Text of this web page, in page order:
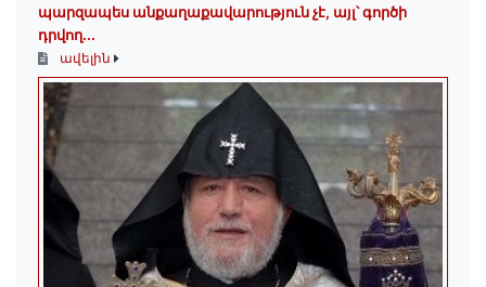
պարզապես անքաղաքավարություն չէ, այլ՝ գործի
դրվող...
ավելին